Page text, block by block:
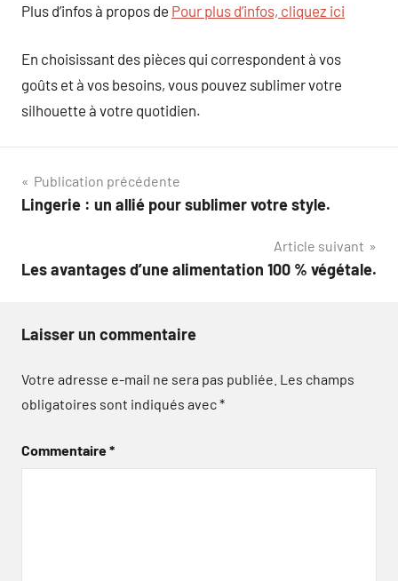
Plus d’infos à propos de Pour plus d’infos, cliquez ici
En choisissant des pièces qui correspondent à vos
goûts et à vos besoins, vous pouvez sublimer votre
silhouette à votre quotidien.
Navigation
de
Publication précédente
Lingerie : un allié pour sublimer votre style.
Article suivant
Les avantages d’une alimentation 100 % végétale.
Laisser un commentaire
Votre adresse e-mail ne sera pas publiée. Les champs
obligatoires sont indiqués avec*
Commentaire*